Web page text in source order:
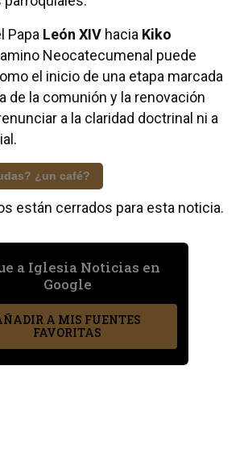
Papa León XIVhacia Kiko
Neocatecumenal puede
el inicio de una etapa marcada
de la comunión y la renovación
a la claridad doctrinal ni a
¿un café?
están cerrados para esta noticia.
a Iglesia Noticias en
Google
A MIS FUENTES
FAVORITAS